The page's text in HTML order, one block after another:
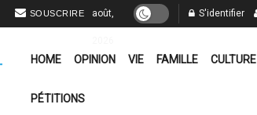
SOUSCRIRE août, S'identifier
HOME OPINION VIE FAMILLE CULTURE
PÉTITIONS